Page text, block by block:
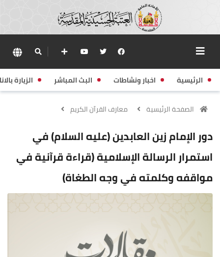
الرئيسية اخبار ونشاطات البث المباشر الزيارة
الصفحة الرئيسية معارف القرآن الكريم
دور الإمام زين العابدين (عليه السلام) في
استمرار الرسالة الإسلامية (قراءة قرآنية في
مواقفه وكلمته في وجه الطغاة)